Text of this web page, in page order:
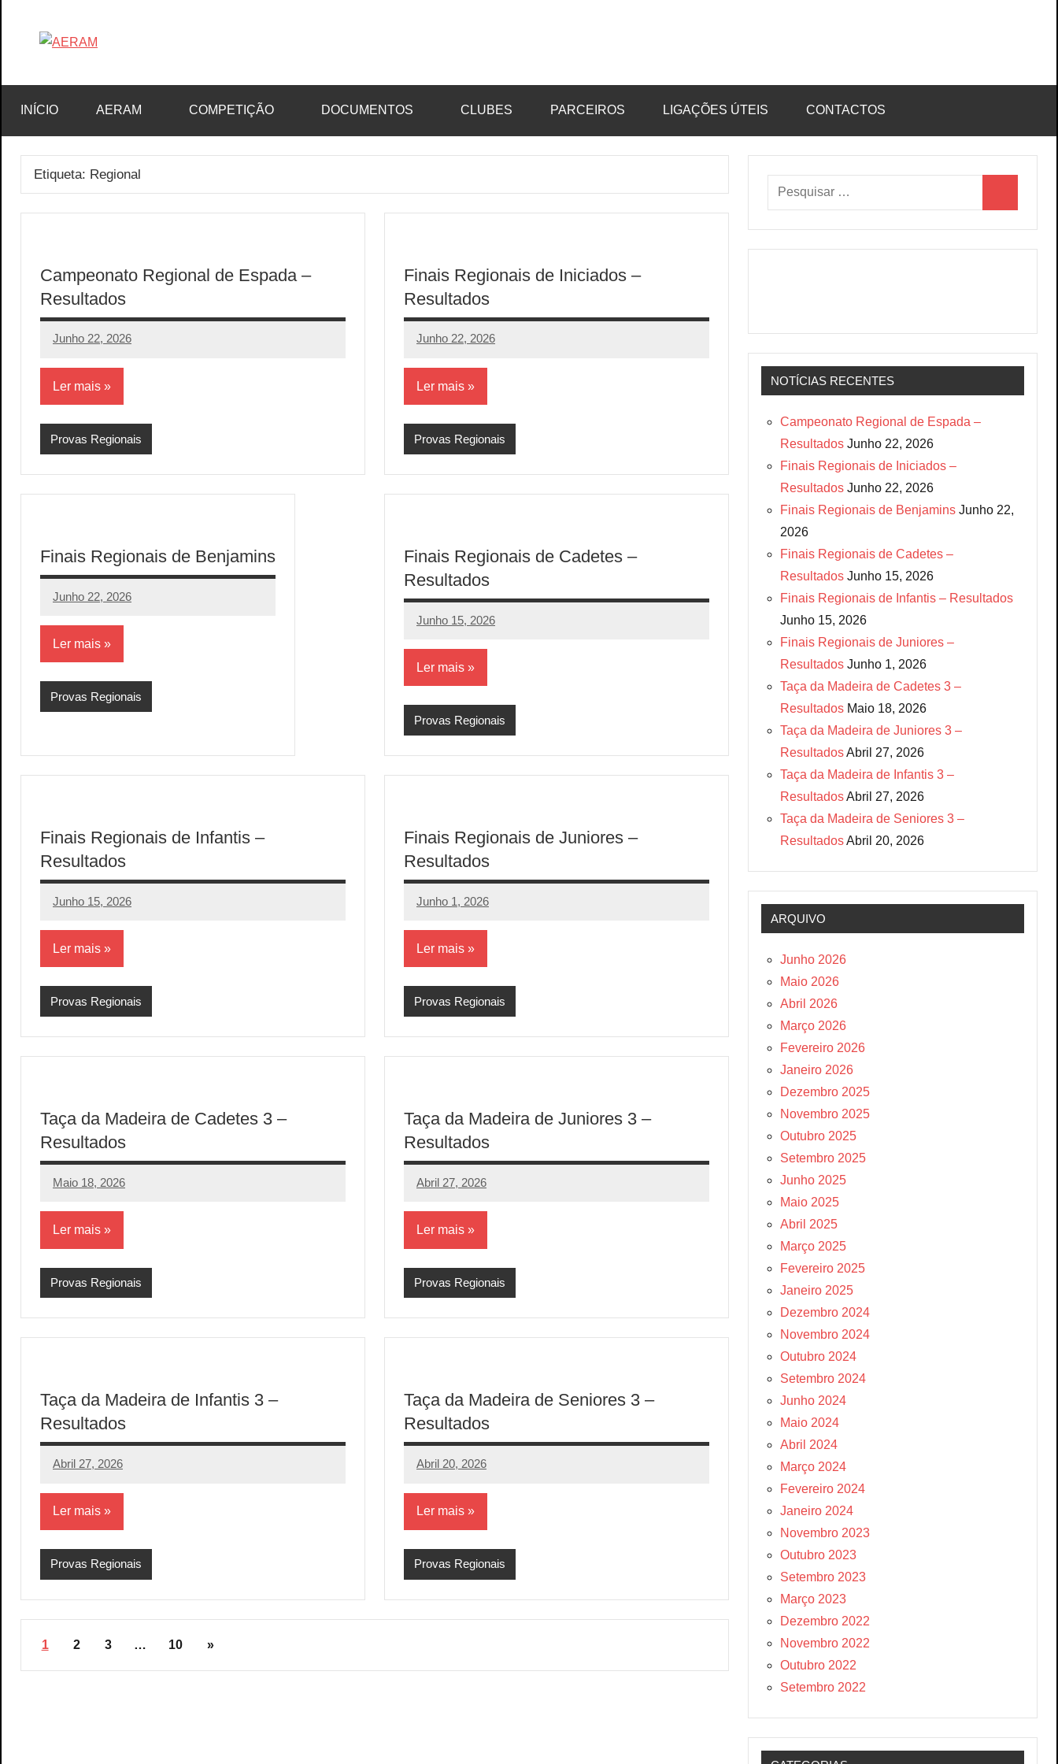
da
RAM
INÍCIO AERAM COMPETIÇÃO DOCUMENTOS CLUBES PARCEIROS LIGAÇÕES ÚTEIS CONTACTOS
Etiqueta: Regional
Campeonato Regional de Espada –
Resultados
Junho 22, 2026
aeram
Sem
comentários
Ler mais
Provas Regionais
Finais Regionais de Iniciados –
Resultados
Junho 22, 2026
aeram
Sem
comentários
Ler mais
Provas Regionais
Finais Regionais de Benjamins
Junho 22, 2026
aeram
Sem
comentários
Ler mais
Provas Regionais
Finais Regionais de Cadetes –
Resultados
Junho 15, 2026
aeram
Sem
comentários
Ler mais
Provas Regionais
Finais Regionais de Infantis –
Resultados
Junho 15, 2026
aeram
Sem
comentários
Ler mais
Provas Regionais
Finais Regionais de Juniores –
Resultados
Junho 1, 2026
aeram
Sem
comentários
Ler mais
Provas Regionais
Taça da Madeira de Cadetes 3 –
Resultados
Maio 18, 2026
aeram
Sem
comentários
Ler mais
Provas Regionais
Taça da Madeira de Juniores 3 –
Resultados
Abril 27, 2026
aeram
Sem
comentários
Ler mais
Provas Regionais
Taça da Madeira de Infantis 3 –
Resultados
Abril 27, 2026
aeram
Sem
comentários
Ler mais
Provas Regionais
Taça da Madeira de Seniores 3 –
Resultados
Abril 20, 2026
aeram
Sem
comentários
Ler mais
Provas Regionais
Paginação
dos
1 2 3 … 10
Artigos
»
Pesquisar
por:
NOTÍCIAS RECENTES
Campeonato Regional de Espada –
Resultados Junho 22, 2026
Finais Regionais de Iniciados –
Resultados Junho 22, 2026
Finais Regionais de Benjamins Junho 22,
2026
Finais Regionais de Cadetes –
Resultados Junho 15, 2026
Finais Regionais de Infantis – Resultados
Junho 15, 2026
Finais Regionais de Juniores –
Resultados Junho 1, 2026
Taça da Madeira de Cadetes 3 –
Resultados Maio 18, 2026
Taça da Madeira de Juniores 3 –
ResultadosAbril 27, 2026
Taça da Madeira de Infantis 3 –
ResultadosAbril 27, 2026
Taça da Madeira de Seniores 3 –
ResultadosAbril 20, 2026
ARQUIVO
Junho 2026
Maio 2026
Abril 2026
Março 2026
Fevereiro 2026
Janeiro 2026
Dezembro 2025
Novembro 2025
Outubro 2025
Setembro 2025
Junho 2025
Maio 2025
Abril 2025
Março 2025
Fevereiro 2025
Janeiro 2025
Dezembro 2024
Novembro 2024
Outubro 2024
Setembro 2024
Junho 2024
Maio 2024
Abril 2024
Março 2024
Fevereiro 2024
Janeiro 2024
Novembro 2023
Outubro 2023
Setembro 2023
Março 2023
Dezembro 2022
Novembro 2022
Outubro 2022
Setembro 2022